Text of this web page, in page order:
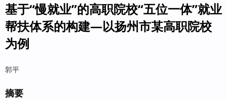
基于“慢就业”的高职院校“五位一体”就业
帮扶体系的构建—以扬州市某高职院校
为例
郭平
摘要